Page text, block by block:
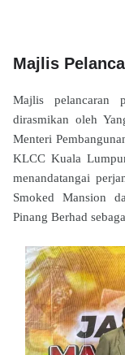
Majlis
Majlis
dirasmikan oleh
Menteri
KLCC Kuala
menandatangai
Smoked Mansion
Pinang Berhad